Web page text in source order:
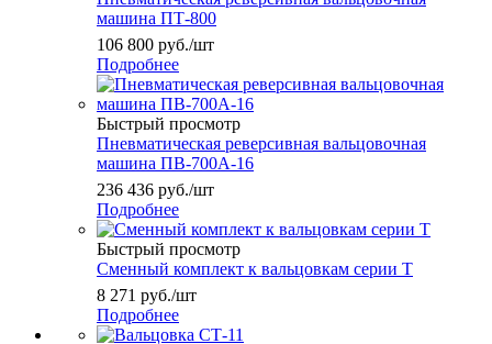
машина ПТ-800
106 800 руб./шт
Подробнее
Быстрый просмотр
Пневматическая реверсивная вальцовочная
машина ПВ-700А-16
236 436 руб./шт
Подробнее
Быстрый просмотр
Сменный комплект к вальцовкам серии Т
8 271 руб./шт
Подробнее